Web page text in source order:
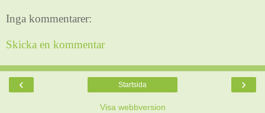
Inga kommentarer:
Skicka en kommentar
‹ ›
Startsida
Visa webbversion